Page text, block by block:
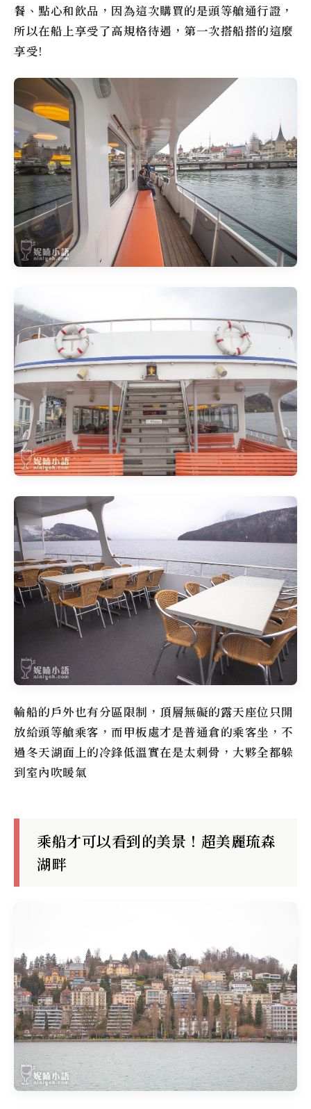
餐、點心和飲品，因為這次購買的是頭等艙通行證，
所以在船上享受了高規格待遇，第一次搭船搭的這麼
享受!
輪船的戶外也有分區限制，頂層無礙的露天座位只開
放給頭等艙乘客，而甲板處才是普通倉的乘客坐，不
過冬天湖面上的冷鋒低溫實在是太刺骨，大夥全都躲
到室內吹暖氣
乘船才可以看到的美景！超美麗琉森
湖畔